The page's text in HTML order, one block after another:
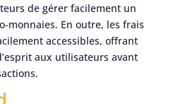
de gérer facilement un
monnaies. En outre, les frais
accessibles, offrant
aux utilisateurs avant